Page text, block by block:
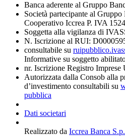
Banca aderente al Gruppo
Società partecipante al
Cooperativo Iccrea P. IVA
Soggetta alla vigilanza di
N. Iscrizione al RUI:
consultabile su
Informative su soggetto
nr. Iscrizione Registro Imprese
Autorizzata dalla Consob alla
d’investimento consultabili su
pubblica
Dati societari
Realizzato da Iccrea Banca